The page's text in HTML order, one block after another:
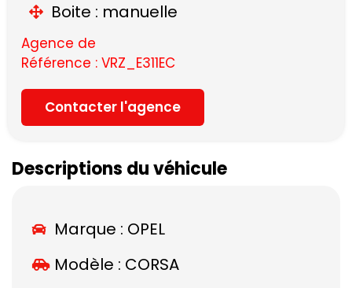
Boite : manuelle
Agence de
Référence : VRZ_E311EC
Contacter l'agence
Descriptions du véhicule
Marque : OPEL
Modèle : CORSA